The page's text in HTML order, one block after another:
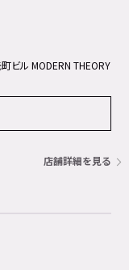
ビル MODERN THEORY
店舗詳細を見る